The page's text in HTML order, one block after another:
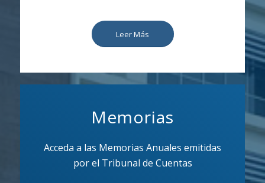
Leer Más
Memorias
Acceda a las Memorias Anuales emitidas
por el Tribunal de Cuentas